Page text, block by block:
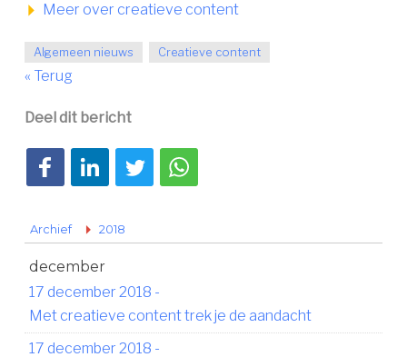
Meer over creatieve content
Algemeen nieuws Creatieve content
« Terug
Deel dit bericht
Deel op FacebookDeel op LinkedInDeel op TwitterDeel via WhatsApp
Archief 2018
december
17 december 2018 -
Met creatieve content trek je de aandacht
17 december 2018 -